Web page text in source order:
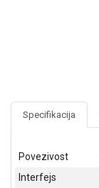
SIGURNOSNA
OPREMA
SOFTWARE
KABLOVI I
Specifikacija
Povezivost
Interfejs